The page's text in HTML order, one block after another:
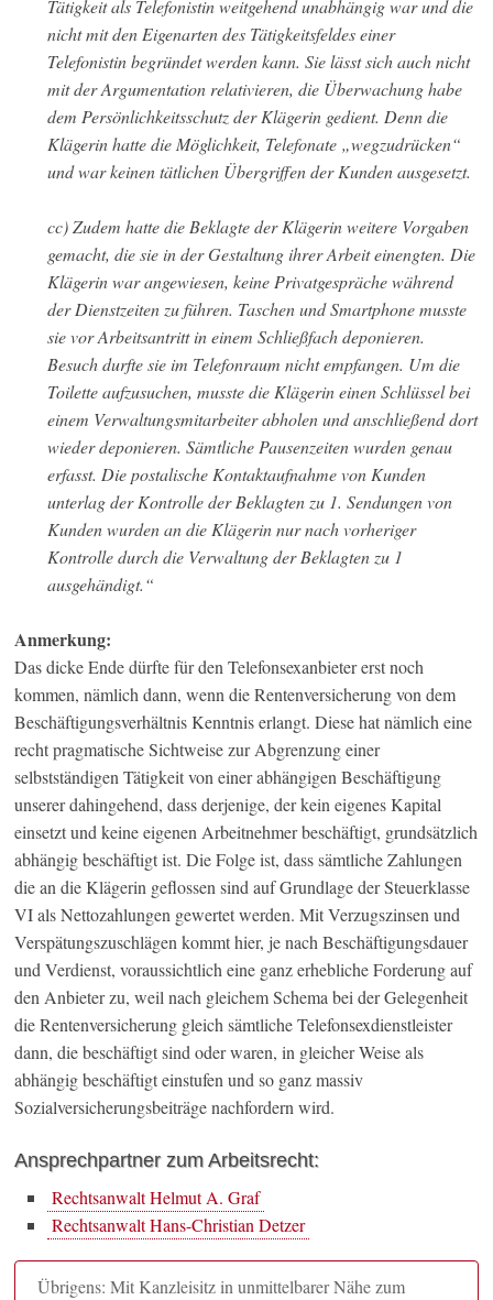
Tätigkeit als Telefonistin weitgehend unabhängig war und die
nicht mit den Eigenarten des Tätigkeitsfeldes einer
Telefonistin begründet werden kann. Sie lässt sich auch nicht
mit der Argumentation relativieren, die Überwachung habe
dem Persönlichkeitsschutz der Klägerin gedient. Denn die
Klägerin hatte die Möglichkeit, Telefonate „wegzudrücken“
und war keinen tätlichen Übergriffen der Kunden ausgesetzt.
cc) Zudem hatte die Beklagte der Klägerin weitere Vorgaben
gemacht, die sie in der Gestaltung ihrer Arbeit einengten. Die
Klägerin war angewiesen, keine Privatgespräche während
der Dienstzeiten zu führen. Taschen und Smartphone musste
sie vor Arbeitsantritt in einem Schließfach deponieren.
Besuch durfte sie im Telefonraum nicht empfangen. Um die
Toilette aufzusuchen, musste die Klägerin einen Schlüssel bei
einem Verwaltungsmitarbeiter abholen und anschließend dort
wieder deponieren. Sämtliche Pausenzeiten wurden genau
erfasst. Die postalische Kontaktaufnahme von Kunden
unterlag der Kontrolle der Beklagten zu 1. Sendungen von
Kunden wurden an die Klägerin nur nach vorheriger
Kontrolle durch die Verwaltung der Beklagten zu 1
ausgehändigt.“
Anmerkung:
Das dicke Ende dürfte für den Telefonsexanbieter erst noch
kommen, nämlich dann, wenn die Rentenversicherung von dem
Beschäftigungsverhältnis Kenntnis erlangt. Diese hat nämlich eine
recht pragmatische Sichtweise zur Abgrenzung einer
selbstständigen Tätigkeit von einer abhängigen Beschäftigung
unserer dahingehend, dass derjenige, der kein eigenes Kapital
einsetzt und keine eigenen Arbeitnehmer beschäftigt, grundsätzlich
abhängig beschäftigt ist. Die Folge ist, dass sämtliche Zahlungen
die an die Klägerin geflossen sind auf Grundlage der Steuerklasse
VI als Nettozahlungen gewertet werden. Mit Verzugszinsen und
Verspätungszuschlägen kommt hier, je nach Beschäftigungsdauer
und Verdienst, voraussichtlich eine ganz erhebliche Forderung auf
den Anbieter zu, weil nach gleichem Schema bei der Gelegenheit
die Rentenversicherung gleich sämtliche Telefonsexdienstleister
dann, die beschäftigt sind oder waren, in gleicher Weise als
abhängig beschäftigt einstufen und so ganz massiv
Sozialversicherungsbeiträge nachfordern wird.
Ansprechpartner zum Arbeitsrecht:
Rechtsanwalt Helmut A. Graf
Rechtsanwalt Hans-Christian Detzer
Übrigens: Mit Kanzleisitz in unmittelbarer Nähe zum